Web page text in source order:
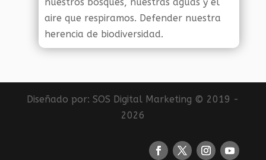
aire que respiramos. Defender nuestra
herencia de biodiversidad.
Diseñado por:SOS Digital Marketing © 2019 -
2026